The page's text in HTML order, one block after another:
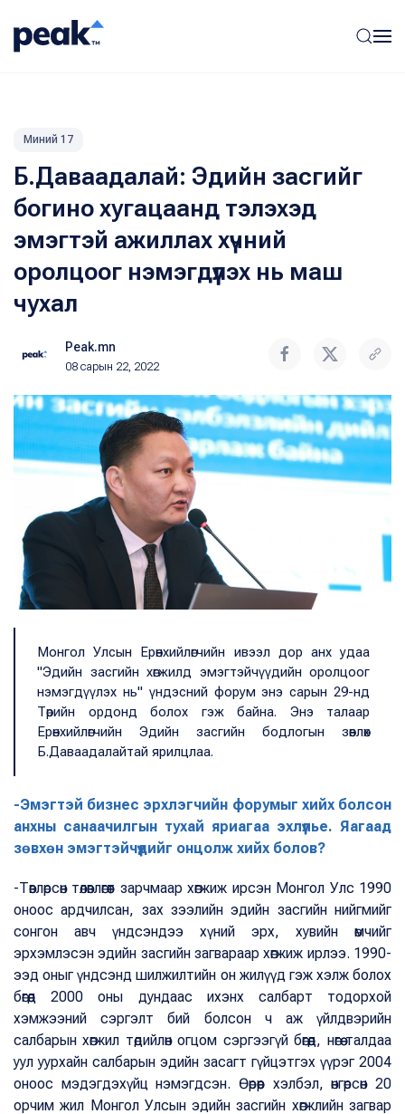
Миний 17
Б.Даваадалай: Эдийн засгийг
богино хугацаанд тэлэхэд
эмэгтэй ажиллах хүчний
оролцоог нэмэгдүүлэх нь маш
чухал
Peak.mn
08 сарын 22, 2022
Монгол Улсын Ерөнхийлөгчийн ивээл дор анх удаа
"Эдийн засгийн хөгжилд эмэгтэйчүүдийн оролцоог
нэмэгдүүлэх нь" үндэсний форум энэ сарын 29-нд
Төрийн ордонд болох гэж байна. Энэ талаар
Ерөнхийлөгчийн Эдийн засгийн бодлогын зөвлөх
Б.Даваадалайтай ярилцлаа.
-Эмэгтэй бизнес эрхлэгчийн форумыг хийх болсон
анхны санаачилгын тухай яриагаа эхлүүлье. Яагаад
зөвхөн эмэгтэйчүүдийг онцолж хийх болов?
-Төвлөрсөн төлөвлөгөөт зарчмаар хөгжиж ирсэн Монгол Улс 1990
оноос ардчилсан, зах зээлийн эдийн засгийн нийгмийг
сонгон авч үндсэндээ хүний эрх, хувийн өмчийг
эрхэмлэсэн эдийн засгийн загвараар хөгжиж ирлээ. 1990-
ээд оныг үндсэнд шилжилтийн он жилүүд гэж хэлж болох
бөгөөд 2000 оны дундаас ихэнх салбарт тодорхой
хэмжээний сэргэлт бий болсон ч аж үйлдвэрийн
салбарын хөгжил төдийлөн огцом сэргээгүй бөгөөд, нөгөө талдаа
уул уурхайн салбарын эдийн засагт гүйцэтгэх үүрэг 2004
оноос мэдэгдэхүйц нэмэгдсэн. Өөрөөр хэлбэл, өнгөрсөн 20
орчим жил Монгол Улсын эдийн засгийн хөгжлийн загвар